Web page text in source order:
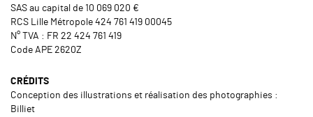
SAS au capital de 10 069 020 €
RCS Lille Métropole 424 761 419 00045
N° TVA : FR 22 424 761 419
Code APE 2620Z
CRÉDITS
Conception des illustrations et réalisation des photographies :
Billiet